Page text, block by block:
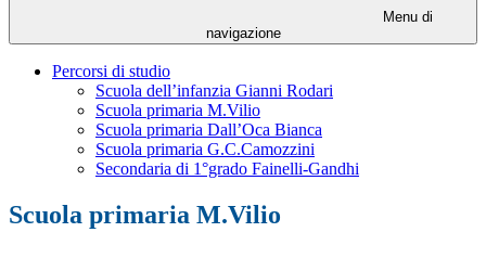
Menu di
navigazione
Percorsi di studio
Scuola dell’infanzia Gianni Rodari
Scuola primaria M.Vilio
Scuola primaria Dall’Oca Bianca
Scuola primaria G.C.Camozzini
Secondaria di 1°grado Fainelli-Gandhi
Scuola primaria M.Vilio